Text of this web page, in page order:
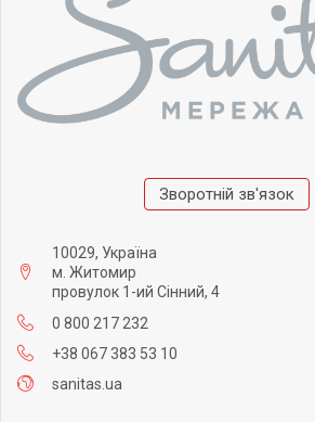
Зворотній зв'язок
10029, Україна
м. Житомир
провулок 1-ий Сінний, 4
0 800 217 232
+38 067 383 53 10
sanitas.ua